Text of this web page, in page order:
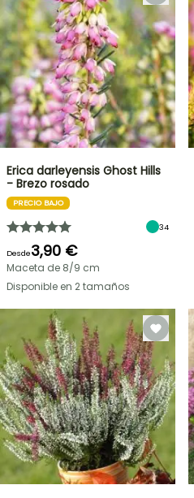
Erica darleyensis Ghost Hills
- Brezo rosado
PRECIO BAJO
34
Desde3,90 €
Maceta de 8/9 cm
Disponible en 2 tamaños